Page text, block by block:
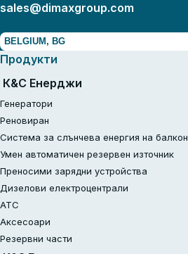
sales@dimaxgroup.com
BELGIUM, BG
Продукти
К&С Енерджи
Генератори
Реновиран
Система за слънчева енергия на балкон
Умен автоматичен резервен източник
Преносими зарядни устройства
Дизелови електроцентрали
АТС
Аксесоари
Резервни части